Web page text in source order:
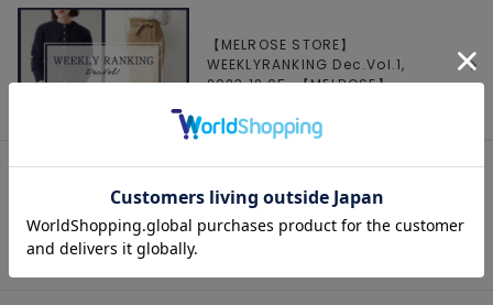
【MELROSE STORE】
WEEKLYRANKING Dec.Vol.1,
2023.12.05, 【MELROSE】
期間限定サスティナブルなエコバッグを
プレゼント！, 2023.12.01,
【MELROSE】